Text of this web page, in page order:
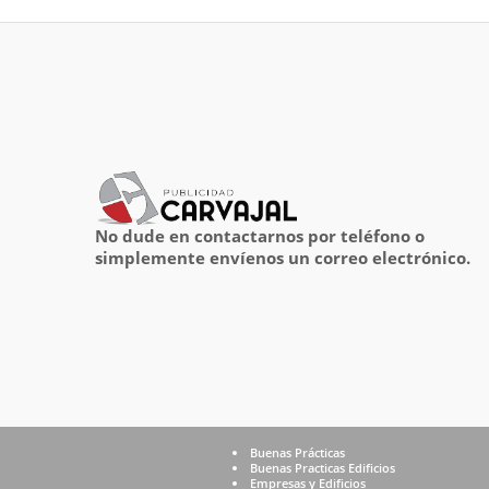
No dude en contactarnos por teléfono o
simplemente envíenos un correo electrónico.
Buenas Prácticas
Buenas Practicas Edificios
Empresas y Edificios